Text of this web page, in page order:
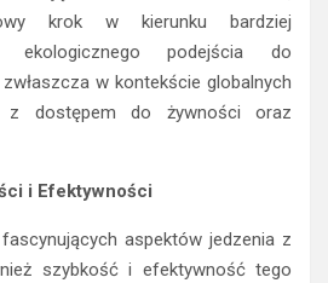
krok w kierunku bardziej
ekologicznego podejścia do
w kontekście globalnych
z dostępem do żywności oraz
i Efektywności
aspektów jedzenia z
szybkość i efektywność tego